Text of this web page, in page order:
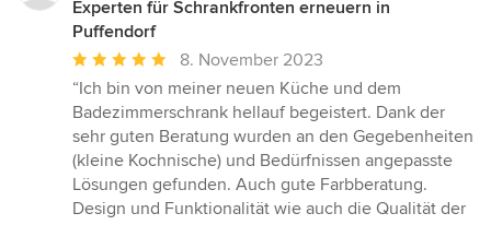
Experten für Schrankfronten erneuern in
Puffendorf
Durchschnittliche
Bewertung:
5
von
5
Sternen
8. November 2023
“Ich bin von meiner neuen Küche und dem
Badezimmerschrank hellauf begeistert. Dank der
sehr guten Beratung wurden an den Gegebenheiten
(kleine Kochnische) und Bedürfnissen angepasste
Lösungen gefunden. Auch gute Farbberatung.
Design und Funktionalität wie auch die Qualität der